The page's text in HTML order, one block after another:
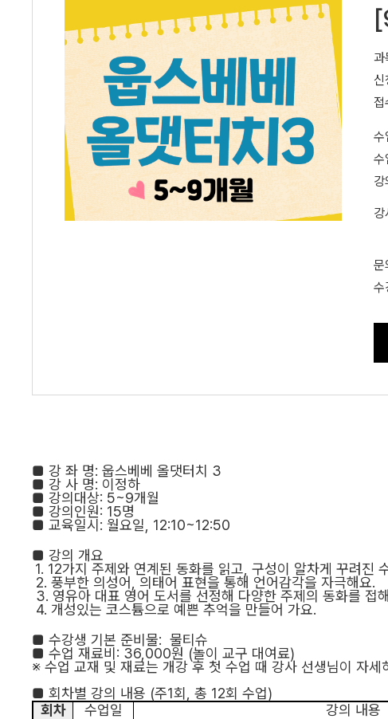
과
신
접
수
수
강
강
문
수
■ 강 좌 명: 웁스베베 올댓터치 3
■ 강 사 명: 이정하
■ 강의대상: 5~9개월
■ 강의인원: 15명
■ 교육일시 : 월요일 , 12:10~12:50
■ 강의 개요
1. 12가지 주제와 연계된 동화를 읽고 구성이 알차게 꾸려진
2. 풍부한 의성어 의태어 표현을 통해 언어감각을 자극해요.
3. 영유아 대표 영어 도서를 선정해 다양한 주제의 동화를 접
4. 개성있는 코스튬으로 예쁜 추억을 만들어 가요.
■ 수강생 기본 준비물: 물티슈
■ 수업 재료비 : 36,000원 (놀이 교구 대여료)
※ 수업 교재 및 재료는 개강 후 첫 수업 때 강사 선생님이 자세
■ 회차별 강의 내용 (주1회 총 12회 수업)
회차
수업일
강의 내용